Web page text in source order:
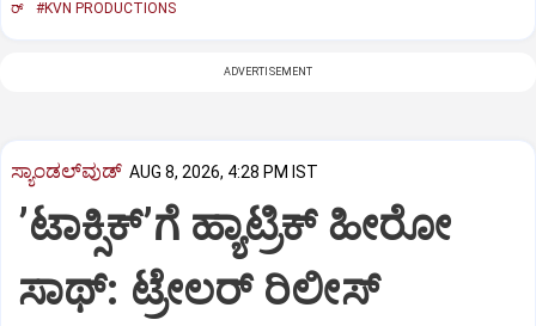
ರ್
#KVN PRODUCTIONS
ADVERTISEMENT
ಸ್ಯಾಂಡಲ್‌ವುಡ್‌ AUG 8, 2026, 4:28 PM IST
ʼಟಾಕ್ಸಿಕ್‌ʼಗೆ ಹ್ಯಾಟ್ರಿಕ್‌ ಹೀರೋ
ಸಾಥ್:‌ ಟ್ರೇಲರ್‌ ರಿಲೀಸ್‌